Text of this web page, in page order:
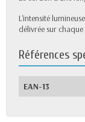
L'intensité
délivrée sur
Références
EAN-13